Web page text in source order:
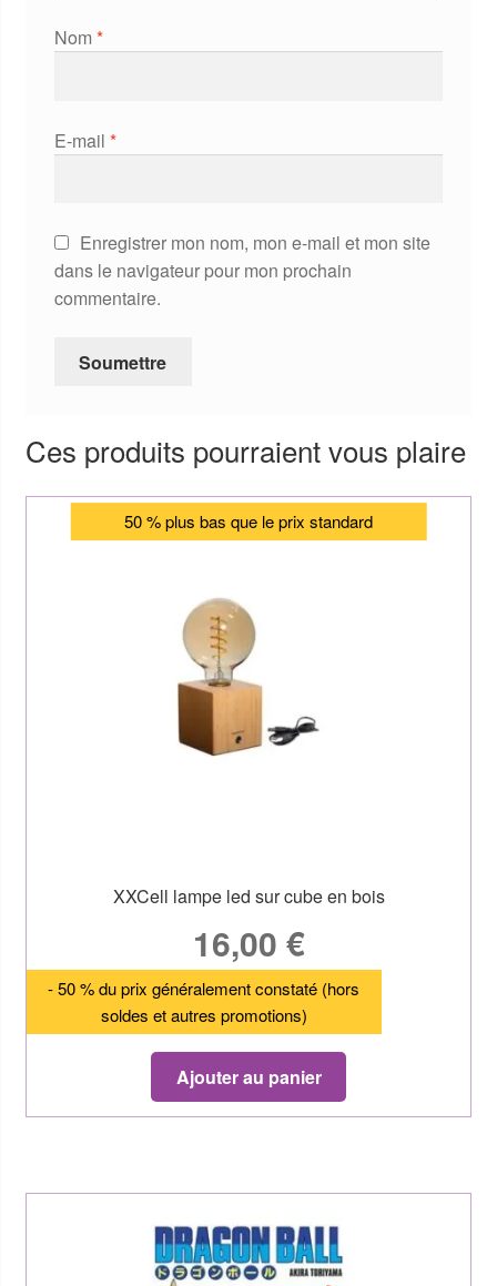
Nom *
E-mail *
Enregistrer mon nom, mon e-mail et mon site
dans le navigateur pour mon prochain
commentaire.
Ces produits pourraient vous plaire
50 % plus bas que le prix standard
XXCell lampe led sur cube en bois
16,00 €
- 50 % du prix généralement constaté (hors
soldes et autres promotions)
Ajouter au panier